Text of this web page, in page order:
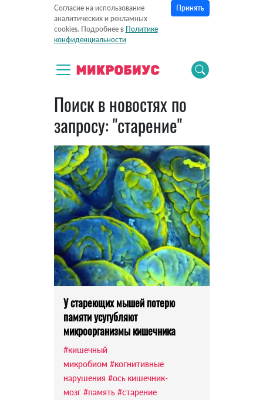
Согласие на использование
аналитических и рекламных
cookies. Подробнее в Политике
конфиденциальности
Принять
Поиск в новостях по
запросу: "старение"
У стареющих мышей потерю
памяти усугубляют
микроорганизмы кишечника
#кишечный
микробиом #когнитивные
нарушения #ось кишечник-
мозг #память #старение